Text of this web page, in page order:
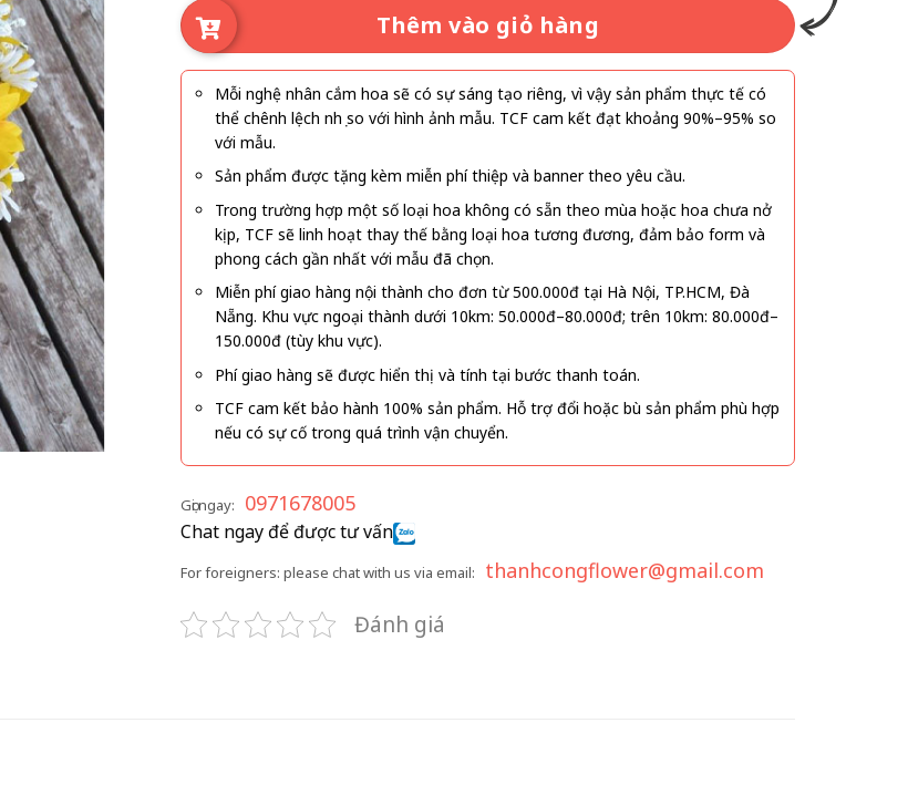
Thêm vào giỏ hàng
Mỗi nghệ nhân cắm hoa sẽ có sự sáng tạo riêng, vì vậy sản phẩm thực tế có
thể chênh lệch nhẹ so với hình ảnh mẫu. TCF cam kết đạt khoảng 90%–95% so
với mẫu.
Sản phẩm được tặng kèm miễn phí thiệp và banner theo yêu cầu.
Trong trường hợp một số loại hoa không có sẵn theo mùa hoặc hoa chưa nở
kịp, TCF sẽ linh hoạt thay thế bằng loại hoa tương đương, đảm bảo form và
phong cách gần nhất với mẫu đã chọn.
Miễn phí giao hàng nội thành cho đơn từ 500.000đ tại Hà Nội, TP.HCM, Đà
Nẵng. Khu vực ngoại thành dưới 10km: 50.000đ–80.000đ; trên 10km: 80.000đ–
150.000đ (tùy khu vực).
Phí giao hàng sẽ được hiển thị và tính tại bước thanh toán.
TCF cam kết bảo hành 100% sản phẩm. Hỗ trợ đổi hoặc bù sản phẩm phù hợp
nếu có sự cố trong quá trình vận chuyển.
Gọi ngay: 0971678005
Chat ngay để được tư vấn
For foreigners: please chat with us via email: thanhcongflower@gmail.com
Đánh giá